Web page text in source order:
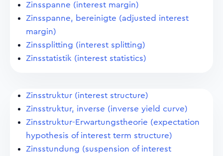
Zinsspanne (interest margin)
Zinsspanne, bereinigte (adjusted interest
margin)
Zinssplitting (interest splitting)
Zinsstatistik (interest statistics)
Zinsstruktur (interest structure)
Zinsstruktur, inverse (inverse yield curve)
Zinsstruktur-Erwartungstheorie (expectation
hypothesis of interest term structure)
Zinsstundung (suspension of interest